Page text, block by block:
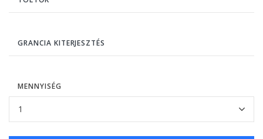
GRANCIA KITERJESZTÉS
MENNYISÉG